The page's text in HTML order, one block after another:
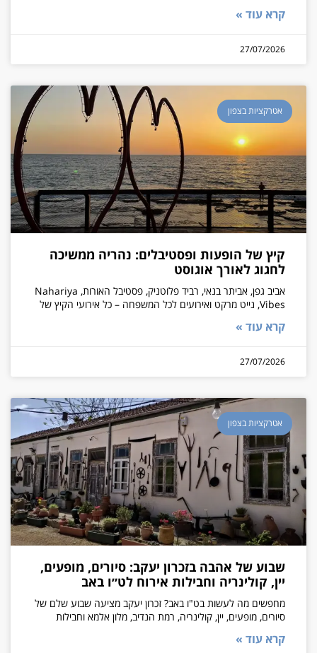
קרא עוד »
27/07/2026
אטרקציות בצפון
קיץ של הופעות ופסטיבלים: נהריה ממשיכה
לחגוג לאורך אוגוסט
אביב גפן, אביתר בנאי, רביד פלוטניק, פסטיבל האורות, Nahariya
Vibes, נייט מרקט ואירועים לכל המשפחה – כל אירועי הקיץ של
קרא עוד »
27/07/2026
אטרקציות בצפון
שבוע של אהבה בזכרון יעקב: סיורים, מופעים,
יין, קולינריה וחבילות אירוח לט״ו באב
מחפשים מה לעשות בט"ו באב? זכרון יעקב מציעה שבוע שלם של
סיורים, מופעים, יין, קולינריה, רמת הנדיב, מלון אלמא וחבילות
קרא עוד »